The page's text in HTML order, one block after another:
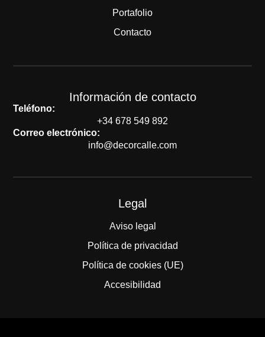
Portafolio
Contacto
Información de contacto
Teléfono:
+34 678 549 892
Correo electrónico:
info@decorcalle.com
Legal
Aviso legal
Política de privacidad
Política de cookies (UE)
Accesibilidad